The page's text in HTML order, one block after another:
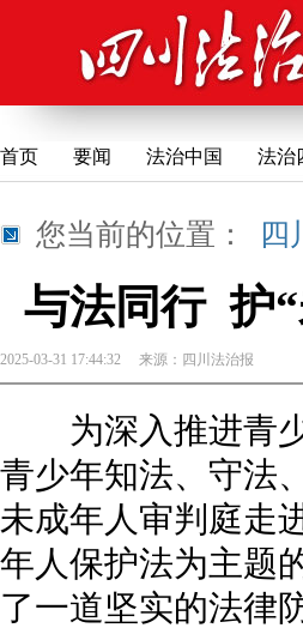
首页 要闻 法治中国 法治
您当前的位置： 四
与法同行 护
2025-03-31 17:44:32 来源： 四川法治报
为深入推进青少
青少年知法、守法
未成年人审判庭走
年人保护法为主题
了一道坚实的法律